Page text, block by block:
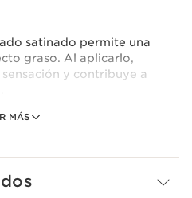
MÁS
satinado permite una
graso. Al aplicarlo,
y contribuye a
ha sido creado
para las actividades en